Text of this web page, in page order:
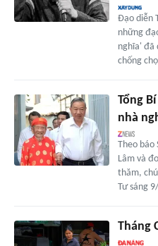
Đạo diễn
những
nghĩa' đã
chống
Tổng
nhà
Theo báo
Lâm và
thăm,
Tư sáng
Tháng